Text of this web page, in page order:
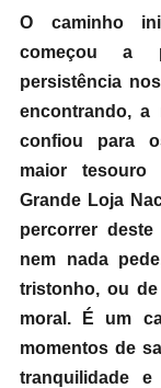
​O caminho
começou a
persistência
encontrando, a
confiou para
maior
Grande Loja
percorrer
nem nada
tristonho, ou
moral. É um
momentos de
tranquilidade